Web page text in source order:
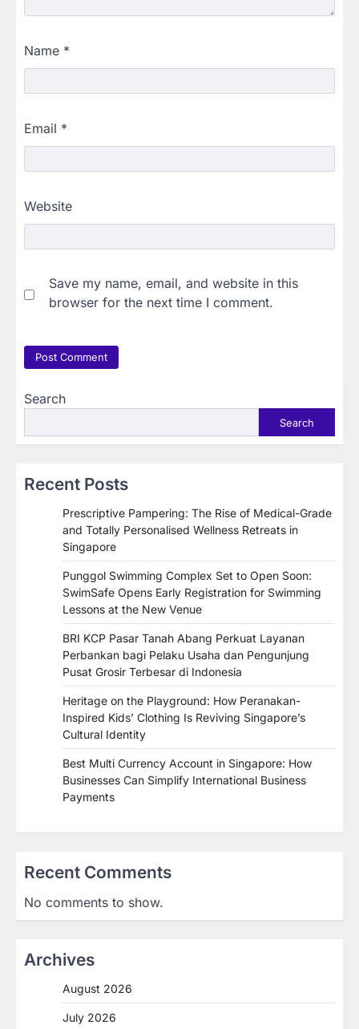
Name *
Email *
Website
Save my name, email, and website in this
browser for the next time I comment.
Search
Search
Recent Posts
Prescriptive Pampering: The Rise of Medical-Grade
and Totally Personalised Wellness Retreats in
Singapore
Punggol Swimming Complex Set to Open Soon:
SwimSafe Opens Early Registration for Swimming
Lessons at the New Venue
BRI KCP Pasar Tanah Abang Perkuat Layanan
Perbankan bagi Pelaku Usaha dan Pengunjung
Pusat Grosir Terbesar di Indonesia
Heritage on the Playground: How Peranakan-
Inspired Kids’ Clothing Is Reviving Singapore’s
Cultural Identity
Best Multi Currency Account in Singapore: How
Businesses Can Simplify International Business
Payments
Recent Comments
No comments to show.
Archives
August 2026
July 2026